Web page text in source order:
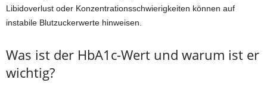
Libidoverlust oder Konzentrationsschwierigkeiten können auf
instabile Blutzuckerwerte hinweisen.
Was ist der HbA1c-Wert und warum ist er
wichtig?